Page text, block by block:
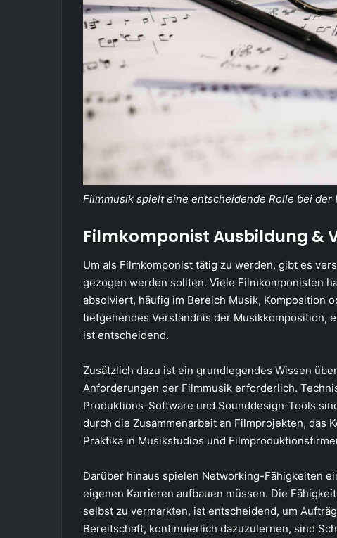
Filmmusik spielt eine entscheidende Rolle bei der
Filmkomponist Ausbildung &
Um als Filmkomponist tätig zu werden, gibt es
gezogen werden sollten. Viele Filmkomponisten
absolviert, häufig im Bereich Musik, Komposition
tiefgehendes Verständnis der Musikkomposition,
ist entscheidend.
Zusätzlich dazu ist ein grundlegendes Wissen
Anforderungen der Filmmusik erforderlich.
Produktions-Software und Sounddesign-Tools
durch die Zusammenarbeit an Filmprojekten, das
Praktika in Musikstudios und
Darüber hinaus spielen Networking-Fähigkeiten
eigenen Karrieren aufbauen müssen. Die
selbst zu vermarkten, ist entscheidend, um
Bereitschaft, kontinuierlich dazuzulernen, sind